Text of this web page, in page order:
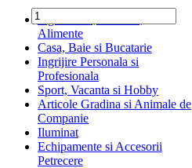
Ingrediente, Dulciuri,
Alimente
Casa, Baie si Bucatarie
Ingrijire Personala si
Profesionala
Sport, Vacanta si Hobby
Articole Gradina si Animale de
Companie
Iluminat
Echipamente si Accesorii
Petrecere